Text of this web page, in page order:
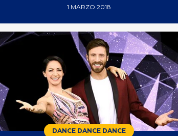
1 MARZO 2018
DANCE DANCE DANCE